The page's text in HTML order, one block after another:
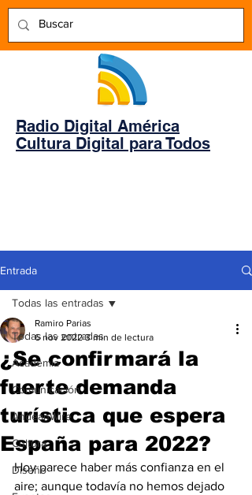
Radio Digital América
Cultura Digital para Todos
Entrada
Todas las entradas
Academia
Comunicación
AndeanWire
Cultura
Diseño
Todas las entradas
¿Se confirmará la
fuerte demanda
turística que espera
España para 2022?
Ramiro Parias
6 nov 2022 3 min de lectura
Hoy parece haber más confianza en el
aire; aunque todavía no hemos dejado